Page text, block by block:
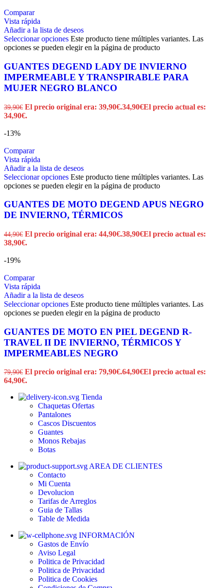
Comparar
Vista rápida
Añadir a la lista de deseos
Seleccionar opciones Este producto tiene múltiples variantes. Las
opciones se pueden elegir en la página de producto
GUANTES DEGEND LADY DE INVIERNO
IMPERMEABLE Y TRANSPIRABLE PARA
MUJER NEGRO BLANCO
39,90€ El precio original era: 39,90€.34,90€El precio actual es:
34,90€.
-13%
Comparar
Vista rápida
Añadir a la lista de deseos
Seleccionar opciones Este producto tiene múltiples variantes. Las
opciones se pueden elegir en la página de producto
GUANTES DE MOTO DEGEND APUS NEGRO
DE INVIERNO, TÉRMICOS
44,90€ El precio original era: 44,90€.38,90€El precio actual es:
38,90€.
-19%
Comparar
Vista rápida
Añadir a la lista de deseos
Seleccionar opciones Este producto tiene múltiples variantes. Las
opciones se pueden elegir en la página de producto
GUANTES DE MOTO EN PIEL DEGEND R-
TRAVEL II DE INVIERNO, TÉRMICOS Y
IMPERMEABLES NEGRO
79,90€ El precio original era: 79,90€.64,90€El precio actual es:
64,90€.
Tienda
Chaquetas Ofertas
Pantalones
Cascos Discuentos
Guantes
Monos Rebajas
Botas
AREA DE CLIENTES
Contacto
Mi Cuenta
Devolucion
Tarifas de Arreglos
Guia de Tallas
Table de Medida
INFORMACIÓN
Gastos de Envío
Aviso Legal
Politica de Privacidad
Politica de Privacidad
Politica de Cookies